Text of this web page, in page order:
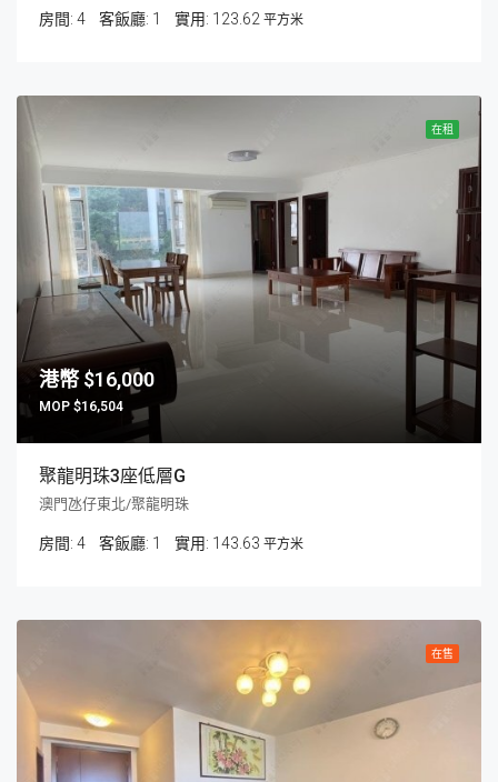
房間: 4 客飯廳: 1 123.62 平方米
在租
$16,000
$16,504
聚龍明珠3座低層G
澳門氹仔東北/聚龍明珠
房間: 4 客飯廳: 1 143.63 平方米
在售